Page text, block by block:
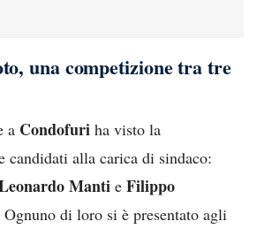
una competizione tra tre
a Condofuri ha visto la
candidati alla carica di sindaco:
Manti e Filippo
Ognuno di loro si è presentato agli